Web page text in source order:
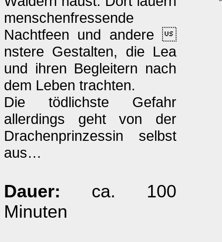
menschenfressende
Nachtfeen und andere
nstere Gestalten, die Lea
und ihren Begleitern nach
dem Leben trachten.
Die tödlichste Gefahr
allerdings geht von der
Drachenprinzessin selbst
aus…
Dauer: ca. 100
Minuten